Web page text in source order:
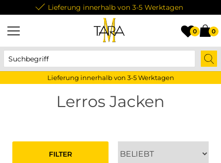
Lieferung innerhalb von 3-5 Werktagen
0 0
Lieferung innerhalb von 3-5 Werktagen
Lerros Jacken
FILTER